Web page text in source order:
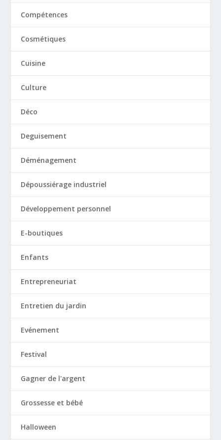
Compétences
Cosmétiques
Cuisine
Culture
Déco
Deguisement
Déménagement
Dépoussiérage industriel
Développement personnel
E-boutiques
Enfants
Entrepreneuriat
Entretien du jardin
Evénement
Festival
Gagner de l'argent
Grossesse et bébé
Halloween